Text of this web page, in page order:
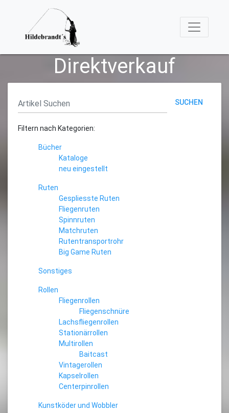
Direktverkauf
SUCHEN
Filtern nach Kategorien:
Bücher
Kataloge
neu eingestellt
Ruten
Gespliesste Ruten
Fliegenruten
Spinnruten
Matchruten
Rutentransportrohr
Big Game Ruten
Sonstiges
Rollen
Fliegenrollen
Fliegenschnüre
Lachsfliegenrollen
Stationärrollen
Multirollen
Baitcast
Vintagerollen
Kapselrollen
Centerpinrollen
Kunstköder und Wobbler